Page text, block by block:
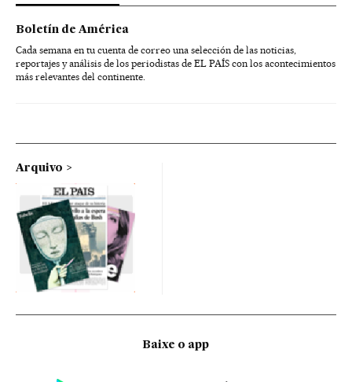
Boletín de América
Cada semana en tu cuenta de correo una selección de las noticias,
reportajes y análisis de los periodistas de EL PAÍS con los acontecimientos
más relevantes del continente.
Arquivo
Baixe o app